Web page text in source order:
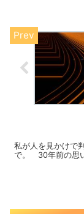
私が人を見かけで
で。 30年前の思